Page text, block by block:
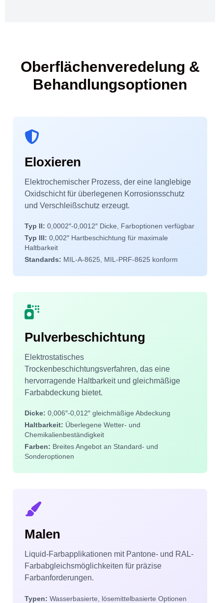
Oberflächenveredelung &
Behandlungsoptionen
Eloxieren
Elektrochemischer Prozess, der eine langlebige
Oxidschicht für überlegenen Korrosionsschutz
und Verschleißschutz erzeugt.
Typ II: 0,0002″-0,0012″ Dicke, Farboptionen verfügbar
Typ III: 0,002″ Hartbeschichtung für maximale
Haltbarkeit
Standards: MIL-A-8625, MIL-PRF-8625 konform
Pulverbeschichtung
Elektrostatisches
Trockenbeschichtungsverfahren, das eine
hervorragende Haltbarkeit und gleichmäßige
Farbabdeckung bietet.
Dicke: 0,006″-0,012″ gleichmäßige Abdeckung
Haltbarkeit: Überlegene Wetter- und
Chemikalienbeständigkeit
Farben: Breites Angebot an Standard- und
Sonderoptionen
Malen
Liquid-Farbapplikationen mit Pantone- und RAL-
Farbabgleichsmöglichkeiten für präzise
Farbanforderungen.
Typen: Wasserbasierte, lösemittelbasierte Optionen